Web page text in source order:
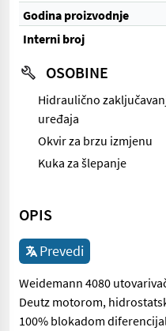
Godina proizvodnje
Interni broj
OSOBINE
Hidraulično
uređaja
Okvir za brzu izmjenu
Kuka za šlepanje
OPIS
Prevedi
Weidemann 4080
Deutz motorom,
100% blokadom